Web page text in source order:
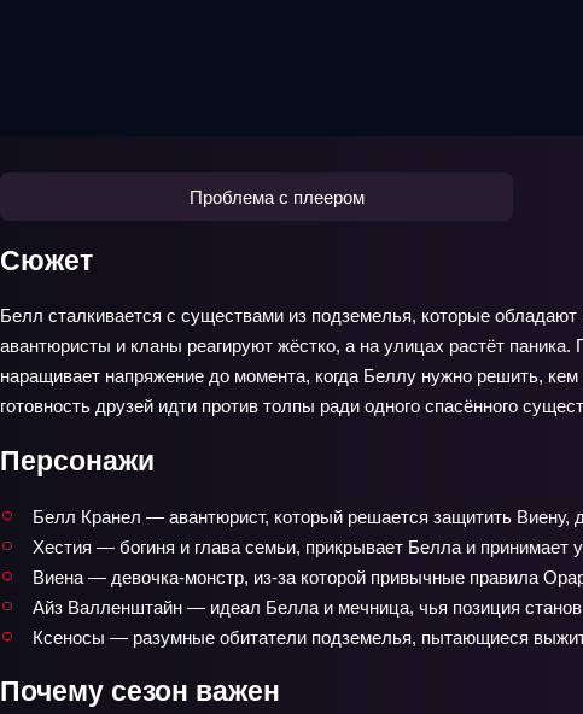
Проблема с плеером
Сюжет
Белл сталкивается с существами из подземелья, которые
авантюристы и кланы реагируют жёстко, а на улицах растёт
наращивает напряжение до момента, когда Беллу нужно решить,
готовность друзей идти против толпы ради одного спасённого
Персонажи
Белл Кранел — авантюрист, который решается защитить Виену,
Хестия — богиня и глава семьи, прикрывает Белла и принимает
Виена — девочка‑монстр, из-за которой привычные правила
Айз Валленштайн — идеал Белла и мечница, чья позиция
Ксеносы — разумные обитатели подземелья, пытающиеся
Почему сезон важен